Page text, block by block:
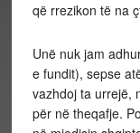
që rrezikon të na
Unë nuk jam
e fundit), sepse
vazhdoj ta urrejë,
për në theqafje.